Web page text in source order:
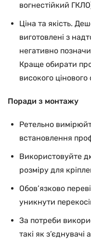
вогнестійкий
Ціна та якість.
виготовлені з
негативно
Краще обирати
високого цінового
Поради з монтажу
Ретельно
встановлення
Використовуйте
розміру для
Обов’язково
уникнути
За потреби
такі як з’єднувачі